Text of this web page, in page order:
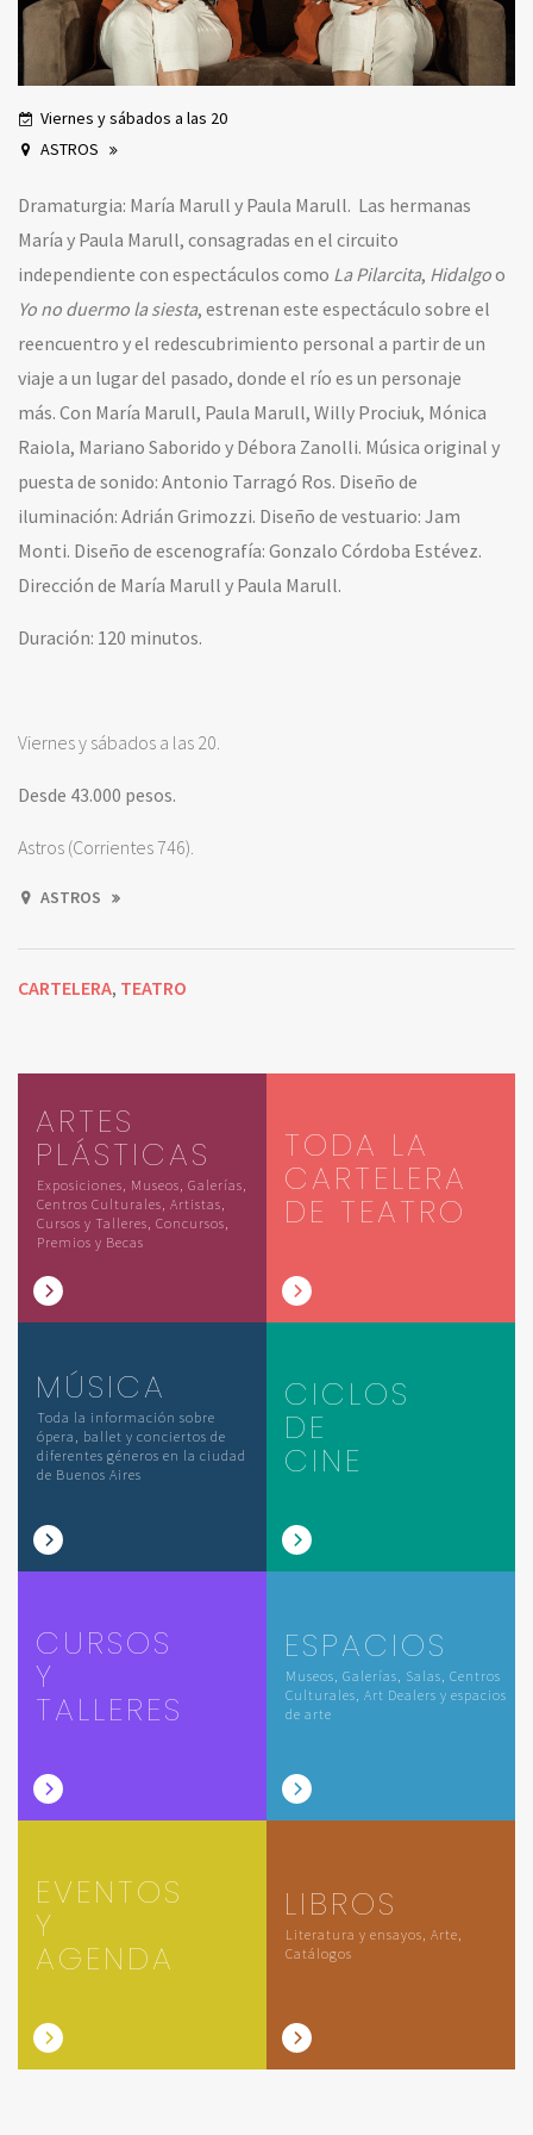
Viernes y sábados a las 20
ASTROS
Dramaturgia: María Marull y Paula Marull. Las hermanas
María y Paula Marull, consagradas en el circuito
independiente con espectáculos como La Pilarcita, Hidalgoo
Yo no duermo la siesta, estrenan este espectáculo sobre el
reencuentro y el redescubrimiento personal a partir de un
viaje a un lugar del pasado, donde el río es un personaje
más. Con María Marull, Paula Marull, Willy Prociuk, Mónica
Raiola, Mariano Saborido y Débora Zanolli. Música original y
puesta de sonido: Antonio Tarragó Ros. Diseño de
iluminación: Adrián Grimozzi. Diseño de vestuario: Jam
Monti. Diseño de escenografía: Gonzalo Córdoba Estévez.
Dirección de María Marull y Paula Marull.
Duración: 120 minutos.
Viernes y sábados a las 20.
Desde 43.000 pesos.
Astros (Corrientes 746).
ASTROS
CARTELERA, TEATRO
ARTES
PLÁSTICAS
Exposiciones, Museos, Galerías,
Centros Culturales, Artistas,
Cursos y Talleres, Concursos,
Premios y Becas
TODA LA
CARTELERA
DE TEATRO
MÚSICA
Toda la información sobre
ópera, ballet y conciertos de
diferentes géneros en la ciudad
de Buenos Aires
CICLOS
DE
CINE
CURSOS
Y
TALLERES
ESPACIOS
Museos, Galerías, Salas, Centros
Culturales, Art Dealers y espacios
de arte
EVENTOS
Y
AGENDA
LIBROS
Literatura y ensayos, Arte,
Catálogos